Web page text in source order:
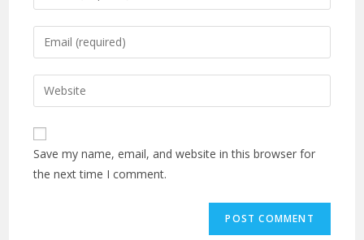
Save my name, email, and website in this browser for
the next time I comment.